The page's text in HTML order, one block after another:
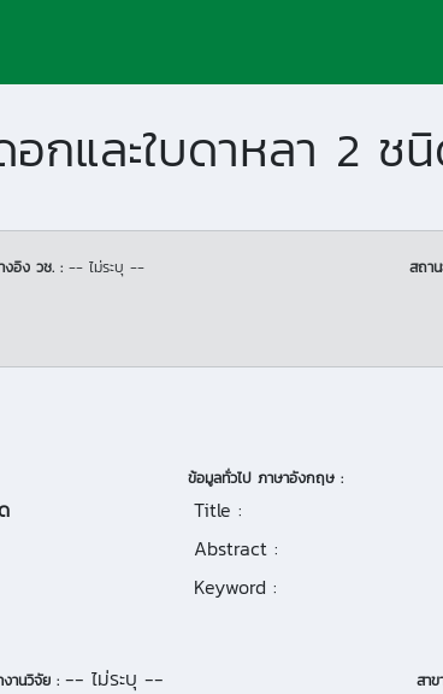
กและใบดาหลา 2 ช
งอิง วช. : -- ไม่ระบุ -- สถา
ข้อมูลทั่วไป ภาษาอังกฤษ :
Title :
Abstract :
Keyword :
งานวิจัย : -- ไม่ระบุ -- สา